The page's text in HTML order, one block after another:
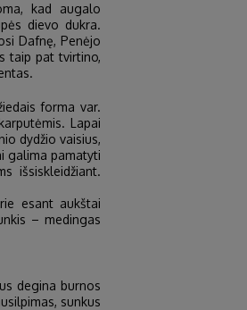
kad augalo
dievo dukra.
Dafnę, Penėjo
taip pat tvirtino,
forma var.
Lapai
dydžio vaisius,
galima pamatyti
išsiskleidžiant.
esant aukštai
– medingas
degina burnos
sunkus